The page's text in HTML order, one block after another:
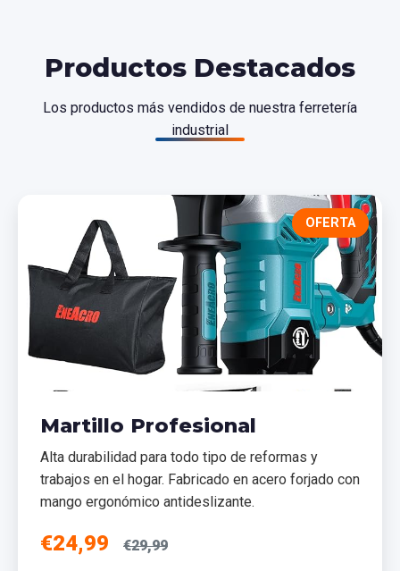
Productos Destacados
Los productos más vendidos de nuestra ferretería
industrial
OFERTA
Martillo Profesional
Alta durabilidad para todo tipo de reformas y
trabajos en el hogar. Fabricado en acero forjado con
mango ergonómico antideslizante.
€24,99 €29,99